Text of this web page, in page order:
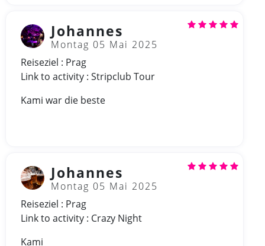
Johannes
Montag 05 Mai 2025
Reiseziel : Prag
Link to activity : Stripclub Tour
Kami war die beste
Johannes
Montag 05 Mai 2025
Reiseziel : Prag
Link to activity : Crazy Night
Kami